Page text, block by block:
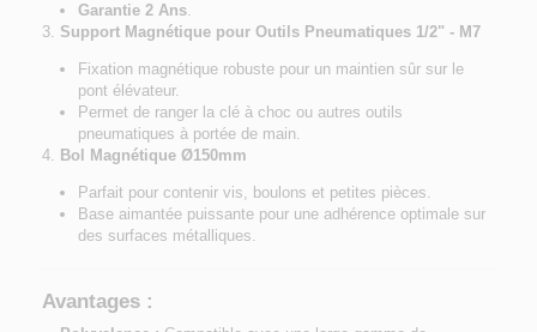
Garantie 2 Ans.
Support Magnétique pour Outils Pneumatiques 1/2" - M7
Fixation magnétique robuste pour un maintien sûr sur le
pont élévateur.
Permet de ranger la clé à choc ou autres outils
pneumatiques à portée de main.
Bol Magnétique Ø150mm
Parfait pour contenir vis, boulons et petites pièces.
Base aimantée puissante pour une adhérence optimale sur
des surfaces métalliques.
Avantages :